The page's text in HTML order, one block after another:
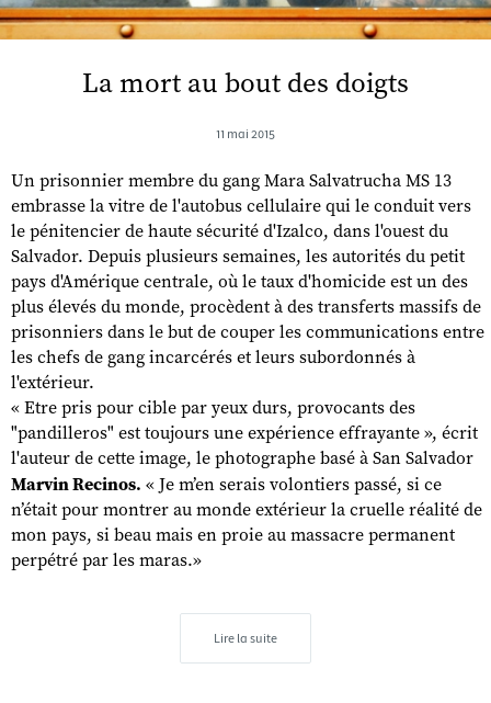
La mort au bout des doigts
11 mai 2015
Un prisonnier membre du gang Mara Salvatrucha MS 13
embrasse la vitre de l'autobus cellulaire qui le conduit vers
le pénitencier de haute sécurité d'Izalco, dans l'ouest du
Salvador. Depuis plusieurs semaines, les autorités du petit
pays d'Amérique centrale, où le taux d'homicide est un des
plus élevés du monde, procèdent à des transferts massifs de
prisonniers dans le but de couper les communications entre
les chefs de gang incarcérés et leurs subordonnés à
l'extérieur.
« Etre pris pour cible par yeux durs, provocants des
"pandilleros" est toujours une expérience effrayante », écrit
l'auteur de cette image, le photographe basé à San Salvador
Marvin Recinos. « Je m’en serais volontiers passé, si ce
n’était pour montrer au monde extérieur la cruelle réalité de
mon pays, si beau mais en proie au massacre permanent
perpétré par les maras.»
Lire la suite